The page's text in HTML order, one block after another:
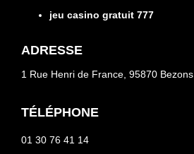
jeu casino gratuit 777
ADRESSE
1 Rue Henri de France, 95870 Bezons
TÉLÉPHONE
01 30 76 41 14